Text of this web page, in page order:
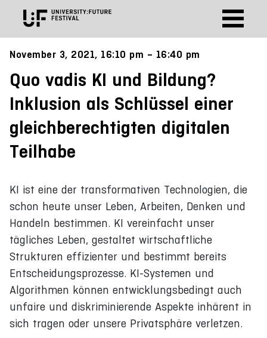
November 3, 2021, 16:10 pm – 16:40 pm
Quo vadis KI und Bildung?
Inklusion als Schlüssel einer
gleichberechtigten digitalen
Teilhabe
KI ist eine der transformativen Technologien, die
schon heute unser Leben, Arbeiten, Denken und
Handeln bestimmen. KI vereinfacht unser
tägliches Leben, gestaltet wirtschaftliche
Strukturen effizienter und bestimmt bereits
Entscheidungsprozesse. KI-Systemen und
Algorithmen können entwicklungsbedingt auch
unfaire und diskriminierende Aspekte inhärent in
sich tragen oder unsere Privatsphäre verletzen.